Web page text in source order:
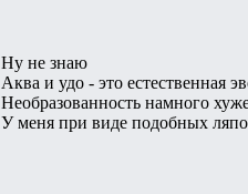
Ну не знаю
Аква и удо - это естественная
Необразованность намного
У меня при виде подобных